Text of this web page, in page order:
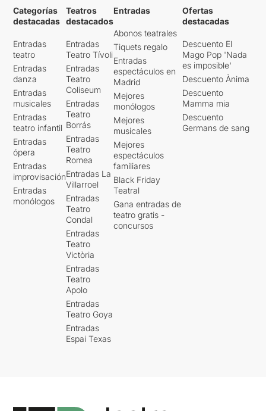
Categorías
destacadas
Entradas
teatro
Entradas
danza
Entradas
musicales
Entradas
teatro infantil
Entradas
ópera
Entradas
improvisación
Entradas
monólogos
Teatros
destacados
Entradas
Teatro Tívoli
Entradas
Teatro
Coliseum
Entradas
Teatro
Borrás
Entradas
Teatro
Romea
Entradas La
Villarroel
Entradas
Teatro
Condal
Entradas
Teatro
Victòria
Entradas
Teatro
Apolo
Entradas
Teatro Goya
Entradas
Espai Texas
Entradas
Abonos teatrales
Tiquets regalo
Entradas
espectáculos en
Madrid
Mejores
monólogos
Mejores
musicales
Mejores
espectáculos
familiares
Black Friday
Teatral
Gana entradas de
teatro gratis -
concursos
Ofertas
destacadas
Descuento El
Mago Pop 'Nada
es imposible'
Descuento Ànima
Descuento
Mamma mia
Descuento
Germans de sang